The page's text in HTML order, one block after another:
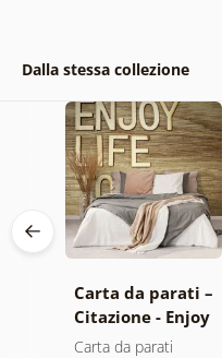
Dalla stessa collezione
Carta da parati –
Citazione - Enjoy
life today
Carta da parati